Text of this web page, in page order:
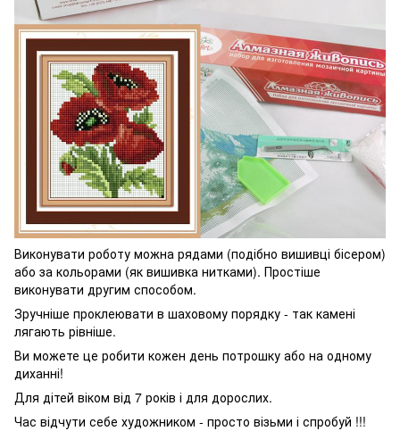
Виконувати роботу можна рядами (подібно вишивці бісером)
або за кольорами (як вишивка нитками). Простіше
виконувати другим способом.
Зручніше проклеювати в шаховому порядку - так камені
лягають рівніше.
Ви можете це робити кожен день потрошку або на одному
диханні!
Для дітей віком від 7 років і для дорослих.
Час відчути себе художником - просто візьми і спробуй !!!